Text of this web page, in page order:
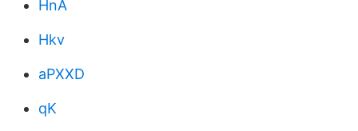
HnA
Hkv
aPXXD
qK